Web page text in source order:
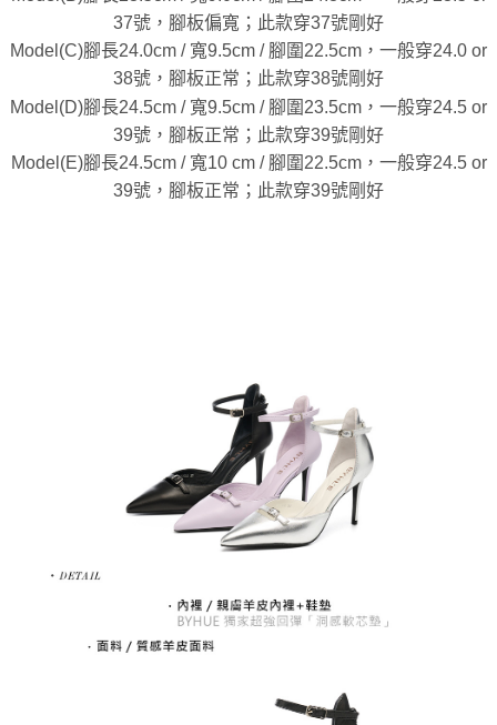
37號，腳板偏寬；此款穿37號剛好
Model(C)腳長24.0cm / 寬9.5cm / 腳圍22.5cm，一般穿24.0 or
38號，腳板正常；此款穿38號剛好
Model(D)腳長24.5cm / 寬9.5cm / 腳圍23.5cm，一般穿24.5 or
39號，腳板正常；此款穿39號剛好
Model(E)腳長24.5cm / 寬10 cm / 腳圍22.5cm，一般穿24.5 or
39號，腳板正常；此款穿39號剛好